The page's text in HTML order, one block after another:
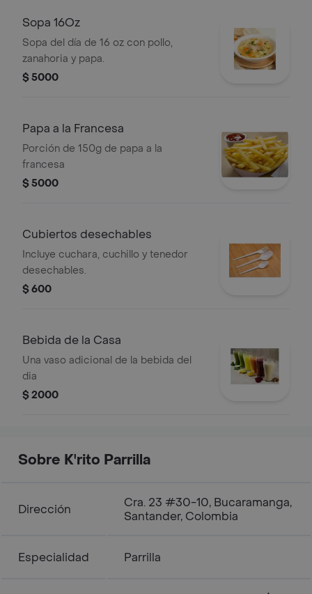
Sopa 16Oz
Sopa del día de 16 oz con pollo,
zanahoria y papa.
$ 5000
Papa a la Francesa
Porción de 150g de papa a la
francesa
$ 5000
Cubiertos desechables
Incluye cuchara, cuchillo y tenedor
desechables.
$ 600
Bebida de la Casa
Una vaso adicional de la bebida del
dia
$ 2000
Sobre K'rito Parrilla
Dirección
Cra. 23 #30-10, Bucaramanga,
Santander, Colombia
Especialidad Parrilla